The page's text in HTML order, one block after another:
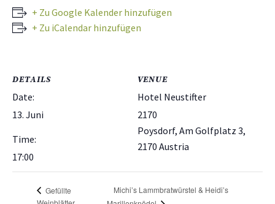
+ Zu Google Kalender hinzufügen
+ Zu iCalendar hinzufügen
DETAILS
Date:
13. Juni
Time:
17:00
VENUE
Hotel Neustifter
2170
Poysdorf, Am Golfplatz 3,
2170 Austria
Gefüllte
Michi’s Lammbratwürstel & Heidi’s